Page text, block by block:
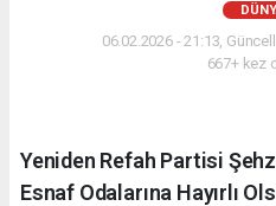
06.02.2026 - 21:13,
667+ kez
Yeniden Refah Partisi
Esnaf Odalarına Hayırlı